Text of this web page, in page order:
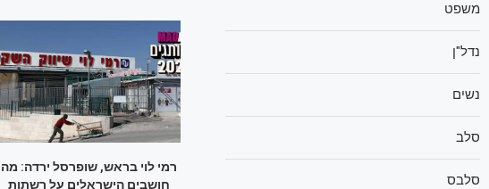
רמי לוי בראש, שופרסל ירדה: מה
חושבים הישראלים על רשתות
משפט
נדל"ן
נשים
סלב
סלבס